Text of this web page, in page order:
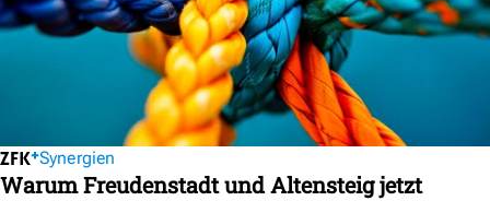
Synergien
Warum Freudenstadt und Altensteig jetzt